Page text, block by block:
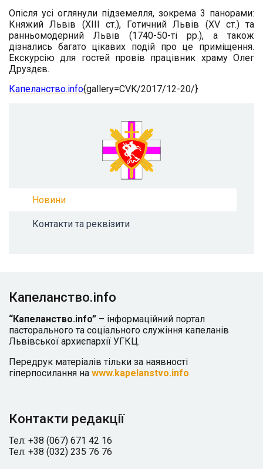
Опісля усі оглянули підземелля, зокрема 3 панорами:
Княжий Львів (XIII ст.), Готичний Львів (XV ст.) та
ранньомодерний Львів (1740-50-ті рр.), а також
дізнались багато цікавих подій про це приміщення.
Екскурсію для гостей провів працівник храму Олег
Друздєв.
Капеланство.info{gallery=CVK/2017/12-20/}
Новини
Контакти та реквізити
Капеланство.info
“Капеланство.info” – інформаційний портал
пасторального та соціального служіння капеланів
Львівської архиєпархії УГКЦ.
Передрук матеріалів тільки за наявності
гіперпосилання на www.kapelanstvo.info
Контакти редакції
Тел: +38 (067) 671 42 16
Тел: +38 (032) 235 76 76